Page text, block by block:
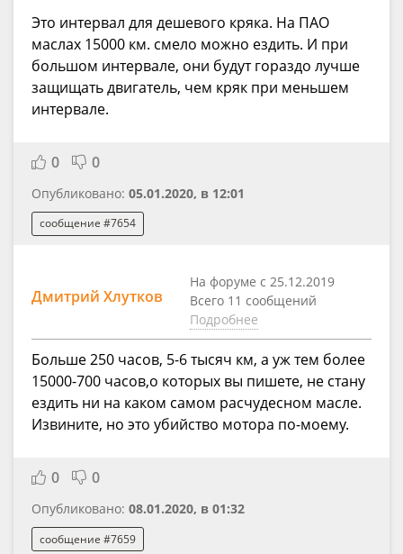
Это интервал для дешевого кряка. На ПАО
маслах 15000 км. смело можно ездить. И при
большом интервале, они будут гораздо лучше
защищать двигатель, чем кряк при меньшем
интервале.
0 0
Опубликовано: 05.01.2020, в 12:01
сообщение #7654
Дмитрий Хлутков
На форуме с 25.12.2019
Всего 11 сообщений
Подробнее
Больше 250 часов, 5-6 тысяч км, а уж тем более
15000-700 часов,о которых вы пишете, не стану
ездить ни на каком самом расчудесном масле.
Извините, но это убийство мотора по-моему.
0 0
Опубликовано: 08.01.2020, в 01:32
сообщение #7659